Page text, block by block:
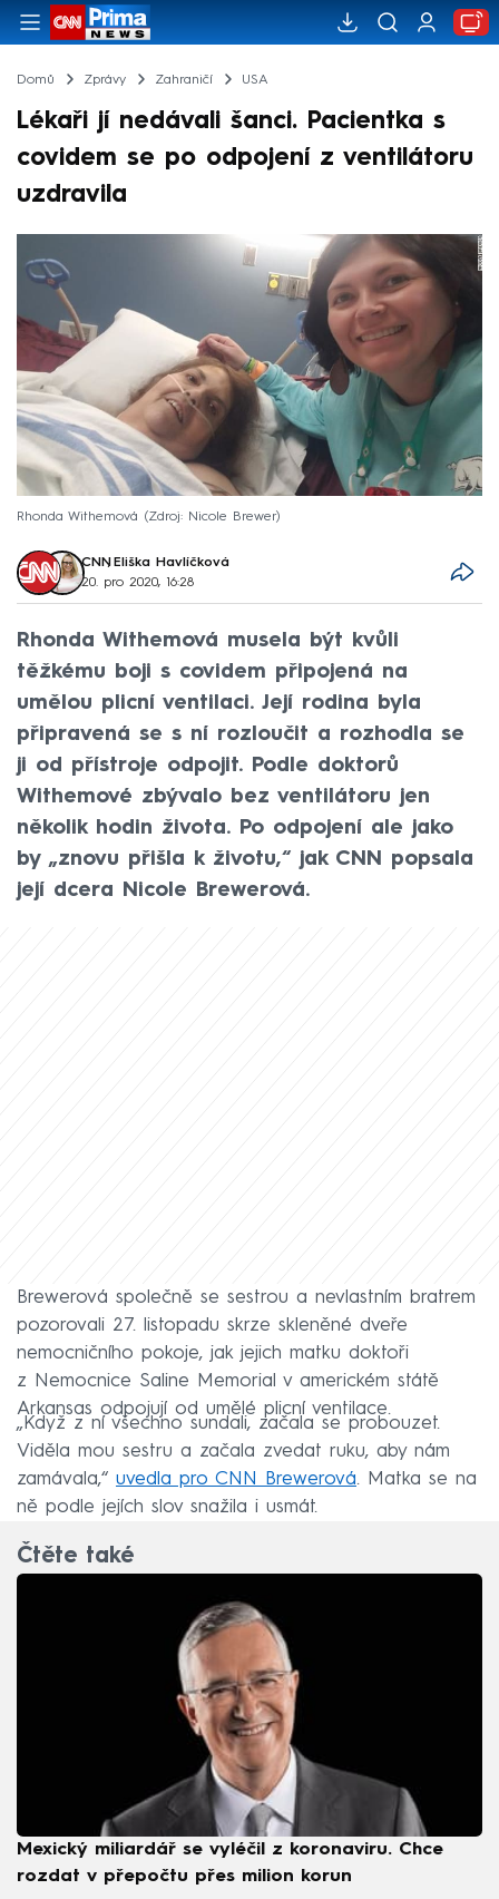
Domů Zprávy Zahraničí USA
Lékaři jí nedávali šanci. Pacientka s
covidem se po odpojení z ventilátoru
uzdravila
Rhonda Withemová Zdroj: Nicole Brewer
CNN, Eliška Havlíčková
20. pro 2020, 16:28
Rhonda Withemová musela být kvůli
těžkému boji s covidem připojená na
umělou plicní ventilaci. Její rodina byla
připravená se s ní rozloučit a rozhodla se
ji od přístroje odpojit. Podle doktorů
Withemové zbývalo bez ventilátoru jen
několik hodin života. Po odpojení ale jako
by „znovu přišla k životu,“ jak CNN popsala
její dcera Nicole Brewerová.
Brewerová společně se sestrou a nevlastním bratrem
pozorovali 27. listopadu skrze skleněné dveře
nemocničního pokoje, jak jejich matku doktoři
z Nemocnice Saline Memorial v americkém státě
Arkansas odpojují od umělé plicní ventilace.
„Když z ní všechno sundali, začala se probouzet.
Viděla mou sestru a začala zvedat ruku, aby nám
zamávala,“ uvedla pro CNN Brewerová. Matka se na
ně podle jejích slov snažila i usmát.
Čtěte také
Mexický miliardář se vyléčil z koronaviru. Chce
rozdat v přepočtu přes milion korun